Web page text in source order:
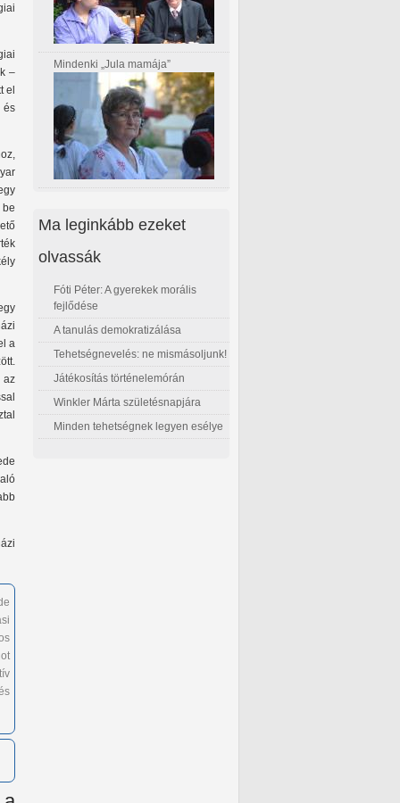
–
el
és
a
az
Mindenki „Jula mamája”
Ma leginkább ezeket
olvassák
Fóti Péter: A gyerekek morális
fejlődése
A tanulás demokratizálása
Tehetségnevelés: ne mismásoljunk!
Játékosítás történelemórán
Winkler Márta születésnapjára
Minden tehetségnek legyen esélye